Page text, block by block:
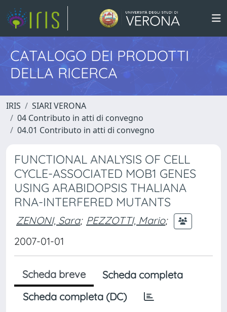
CATALOGO DEI PRODOTTI
DELLA RICERCA
IRIS
SIARI VERONA
04 Contributo in atti di convegno
04.01 Contributo in atti di convegno
FUNCTIONAL ANALYSIS OF CELL
CYCLE-ASSOCIATED MOB1 GENES
USING ARABIDOPSIS THALIANA
RNA-INTERFERED MUTANTS
ZENONI, Sara; PEZZOTTI, Mario;
2007-01-01
Scheda breve
Scheda completa
Scheda completa (DC)